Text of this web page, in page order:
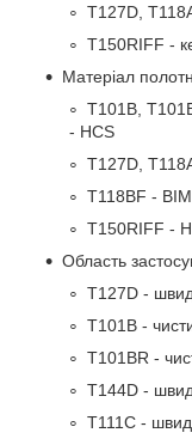
T127D,
T150RIFF -
Матеріал
T101B,
- HCS
T127D,
T118BF - BIM
T150RIFF -
Область
T127D -
T101B -
T101BR -
T144D -
T111C -